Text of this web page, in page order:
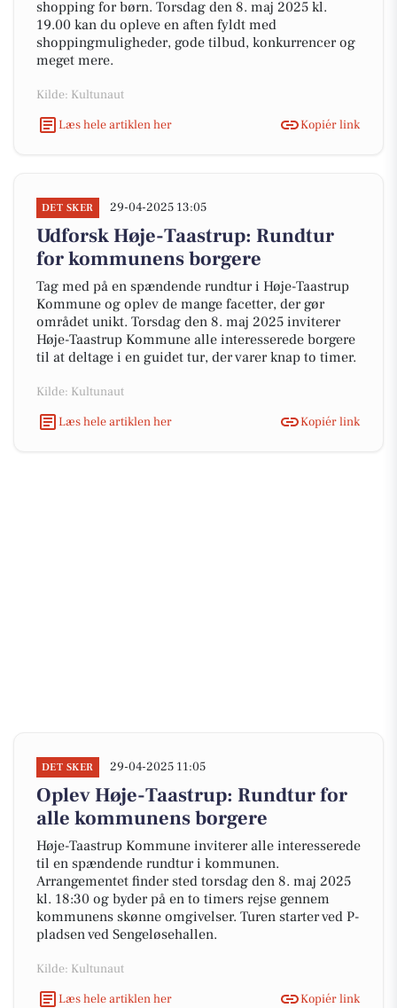
shopping for børn. Torsdag den 8. maj 2025 kl.
19.00 kan du opleve en aften fyldt med
shoppingmuligheder, gode tilbud, konkurrencer og
meget mere.
Kilde: Kultunaut
Læs hele artiklen her
Kopiér link
DET SKER 29-04-2025 13:05
Udforsk Høje-Taastrup: Rundtur
for kommunens borgere
Tag med på en spændende rundtur i Høje-Taastrup
Kommune og oplev de mange facetter, der gør
området unikt. Torsdag den 8. maj 2025 inviterer
Høje-Taastrup Kommune alle interesserede borgere
til at deltage i en guidet tur, der varer knap to timer.
Kilde: Kultunaut
Læs hele artiklen her
Kopiér link
DET SKER 29-04-2025 11:05
Oplev Høje-Taastrup: Rundtur for
alle kommunens borgere
Høje-Taastrup Kommune inviterer alle interesserede
til en spændende rundtur i kommunen.
Arrangementet finder sted torsdag den 8. maj 2025
kl. 18:30 og byder på en to timers rejse gennem
kommunens skønne omgivelser. Turen starter ved P-
pladsen ved Sengeløsehallen.
Kilde: Kultunaut
Læs hele artiklen her
Kopiér link